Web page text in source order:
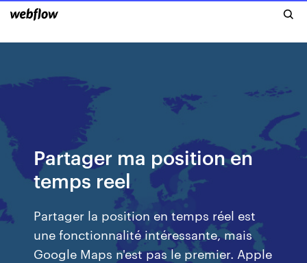
Partager ma position en
temps reel
Partager la position en temps réel est
une fonctionnalité intéressante, mais
Google Maps n'est pas le premier. Apple